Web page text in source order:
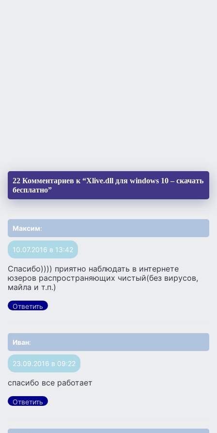
22 Комментариев к “Xlive.dll для windows 10 – скачать
бесплатно”
Максим:
10.07.2016 в 13:42
Спасибо)))) приятно наблюдать в интернете
юзеров распространяющих чистый(без вирусов,
майла и т.п.)
Ответить
Иван:
23.09.2016 в 09:22
спасибо все работает
Ответить